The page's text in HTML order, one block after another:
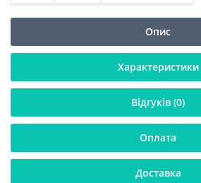
Опис
Характеристики
Відгуків (0)
Оплата
Доставка